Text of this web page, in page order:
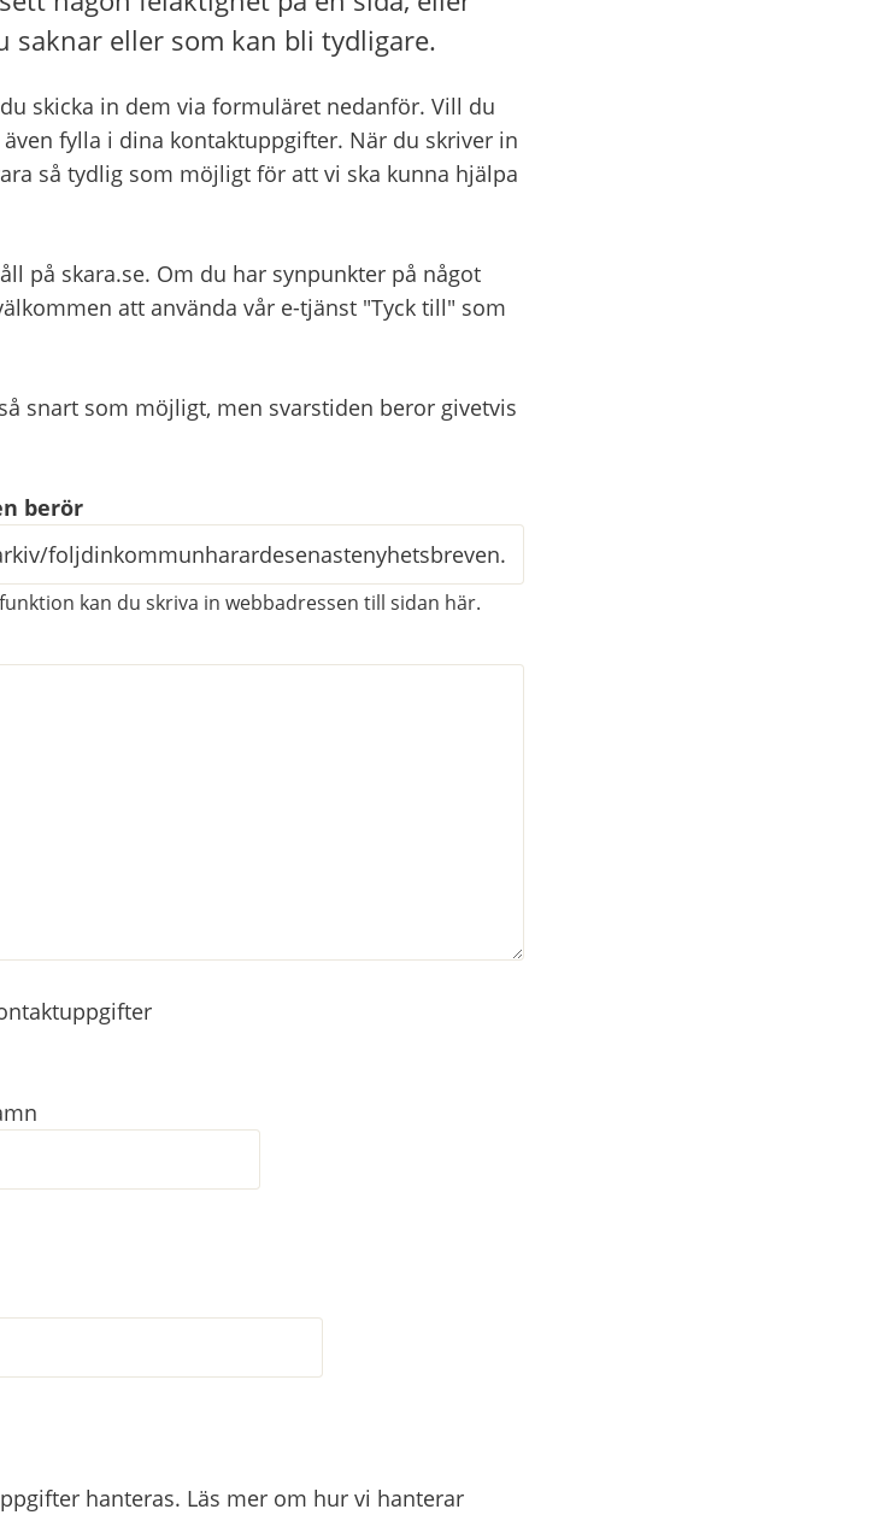
saknar eller som kan bli tydligare.
skicka in dem via formuläret nedanför. Vill du
fylla i dina kontaktuppgifter. När du skriver in
så tydlig som möjligt för att vi ska kunna hjälpa
på skara.se. Om du har synpunkter på något
att använda vår e-tjänst "Tyck till" som
snart som möjligt, men svarstiden beror givetvis
berör
kan du skriva in webbadressen till sidan här.
hanteras. Läs mer om hur vi hanterar